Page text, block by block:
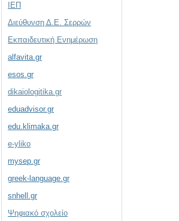
ΙΕΠ
Διεύθυνση Δ.Ε. Σερρών
Εκπαιδευτική Ενημέρωση
alfavita.gr
esos.gr
dikaiologitika.gr
eduadvisor.gr
edu.klimaka.gr
e-yliko
mysep.gr
greek-language.gr
snhell.gr
Ψηφιακό σχολείο